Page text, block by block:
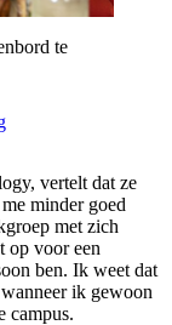
te
vertelt dat ze
minder goed
met zich
op voor een
ben. Ik weet dat
ik gewoon
campus.